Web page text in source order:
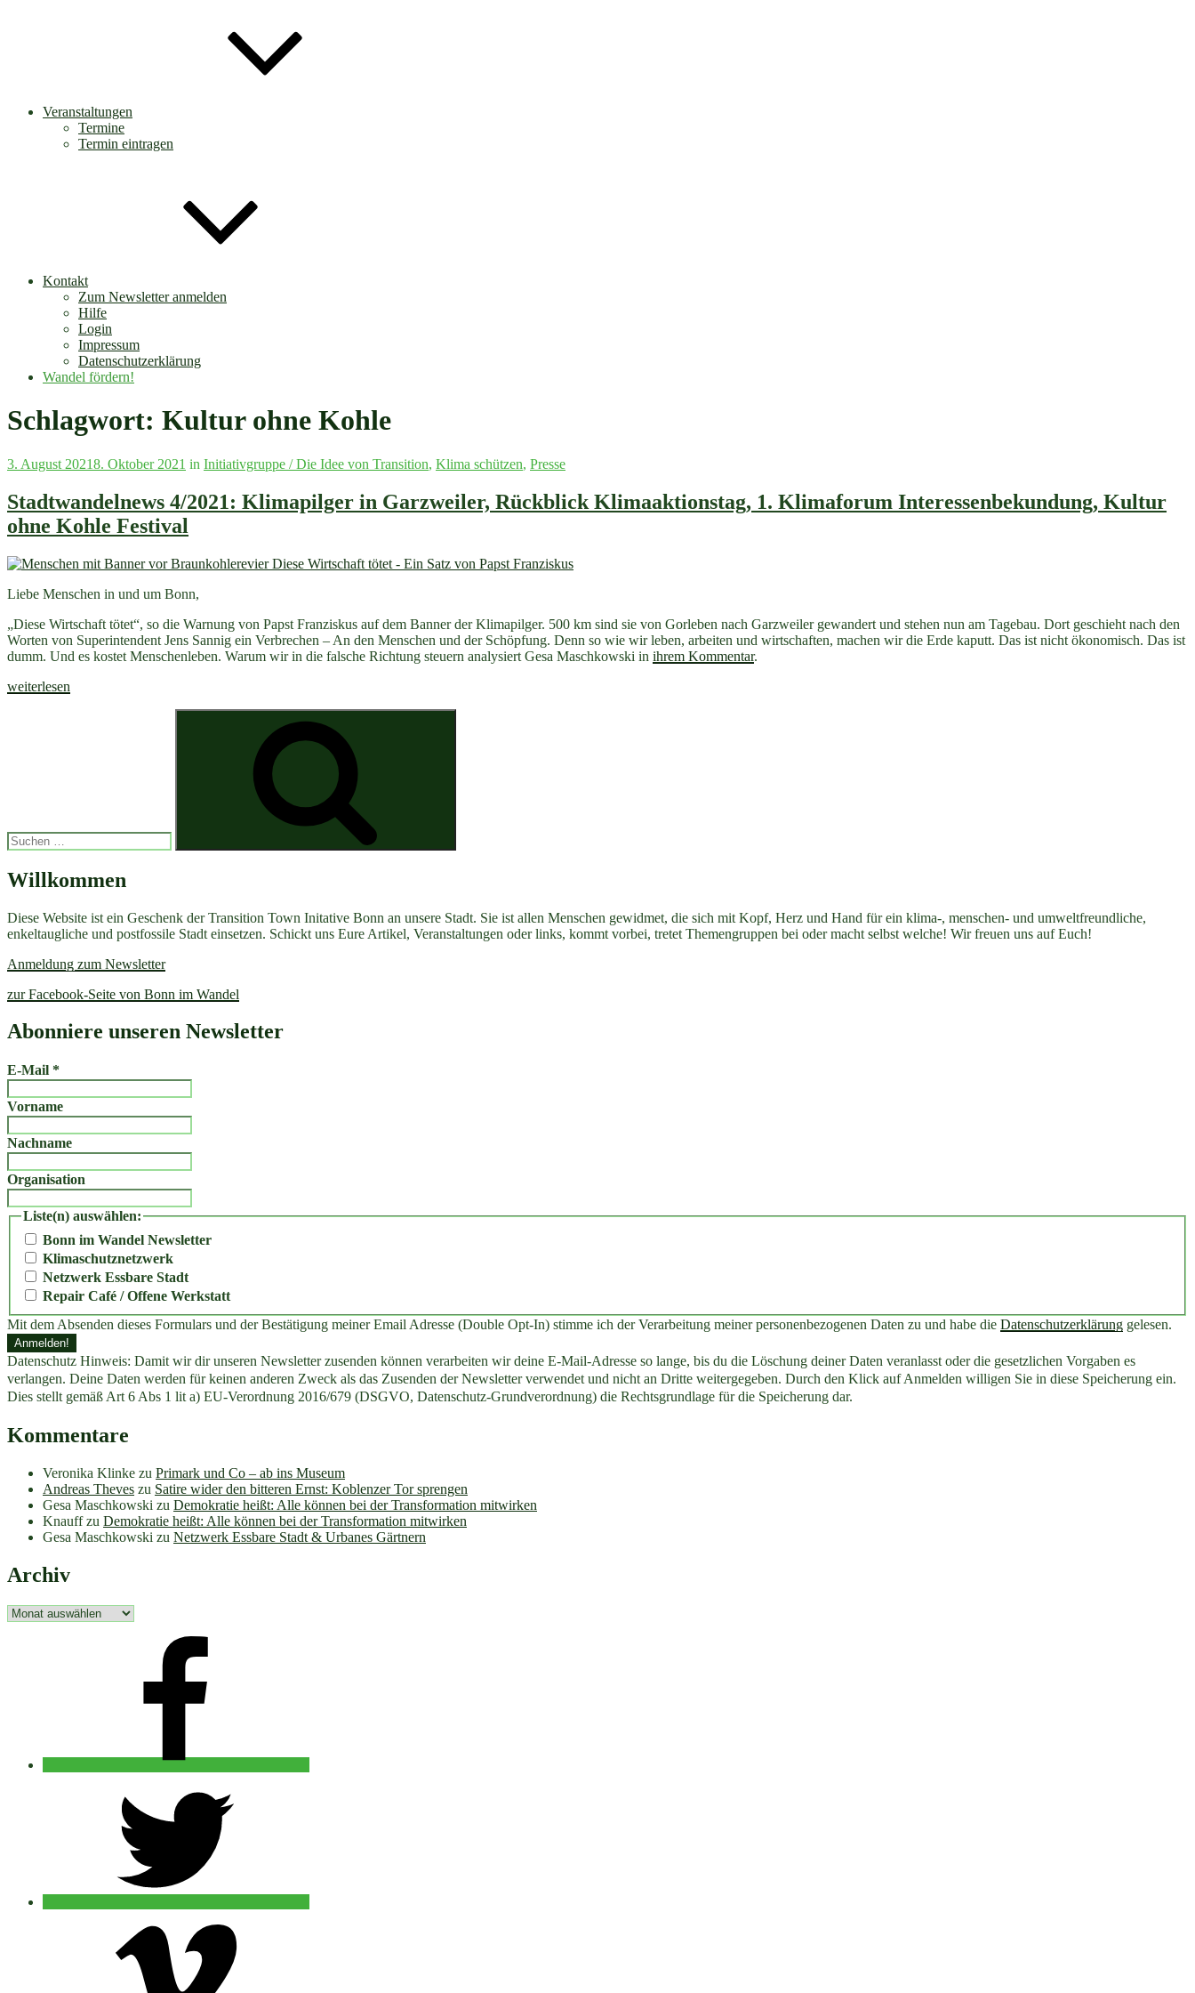
Veranstaltungen
Termine
Termin eintragen
Kontakt
Zum Newsletter anmelden
Hilfe
Login
Impressum
Datenschutzerklärung
Wandel fördern!
Schlagwort: Kultur ohne Kohle
Veröffentlicht
3. August 20218. Oktober 2021 in Initiativgruppe / Die Idee von Transition, Klima schützen, Presse
Stadtwandelnews 4/2021: Klimapilger in Garzweiler, Rückblick Klimaaktionstag, 1. Klimaforum Interessenbekundung, Kultur
ohne Kohle Festival
Liebe Menschen in und um Bonn,
„Diese Wirtschaft tötet“, so die Warnung von Papst Franziskus auf dem Banner der Klimapilger. 500 km sind sie von Gorleben nach Garzweiler gewandert und stehen nun am Tagebau. Dort geschieht nach den
Worten von Superintendent Jens Sannig ein Verbrechen – An den Menschen und der Schöpfung. Denn so wie wir leben, arbeiten und wirtschaften, machen wir die Erde kaputt. Das ist nicht ökonomisch. Das ist
dumm. Und es kostet Menschenleben. Warum wir in die falsche Richtung steuern analysiert Gesa Maschkowski in ihrem Kommentar.
„Stadtwandelnews
Interessenbekundung,
Kultur
Kohle
weiterlesen
Willkommen
Diese Website ist ein Geschenk der Transition Town Initative Bonn an unsere Stadt. Sie ist allen Menschen gewidmet, die sich mit Kopf, Herz und Hand für ein klima-, menschen- und umweltfreundliche,
enkeltaugliche und postfossile Stadt einsetzen. Schickt uns Eure Artikel, Veranstaltungen oder links, kommt vorbei, tretet Themengruppen bei oder macht selbst welche! Wir freuen uns auf Euch!
Anmeldung zum Newsletter
zur Facebook-Seite von Bonn im Wandel
Abonniere unseren Newsletter
E-Mail *
Vorname
Nachname
Organisation
Liste(n) auswählen:
Bonn im Wandel Newsletter
Klimaschutznetzwerk
Netzwerk Essbare Stadt
Repair Café / Offene Werkstatt
Mit dem Absenden dieses Formulars und der Bestätigung meiner Email Adresse (Double Opt-In) stimme ich der Verarbeitung meiner personenbezogenen Daten zu und habe die Datenschutzerklärung gelesen.
Datenschutz Hinweis: Damit wir dir unseren Newsletter zusenden können verarbeiten wir deine E-Mail-Adresse so lange, bis du die Löschung deiner Daten veranlasst oder die gesetzlichen Vorgaben es
verlangen. Deine Daten werden für keinen anderen Zweck als das Zusenden der Newsletter verwendet und nicht an Dritte weitergegeben. Durch den Klick auf Anmelden willigen Sie in diese Speicherung ein.
Dies stellt gemäß Art 6 Abs 1 lit a) EU-Verordnung 2016/679 (DSGVO, Datenschutz-Grundverordnung) die Rechtsgrundlage für die Speicherung dar.
Kommentare
Veronika Klinke zu Primark und Co – ab ins Museum
Andreas Theves zu Satire wider den bitteren Ernst: Koblenzer Tor sprengen
Gesa Maschkowski zu Demokratie heißt: Alle können bei der Transformation mitwirken
Knauffzu Demokratie heißt: Alle können bei der Transformation mitwirken
Gesa Maschkowski zu Netzwerk Essbare Stadt & Urbanes Gärtnern
Archiv
Archiv